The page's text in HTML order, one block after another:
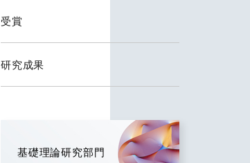
受賞
研究成果
基礎理論研究部門